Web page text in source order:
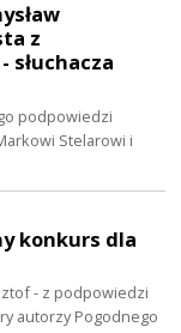
z
słuchacza
podpowiedzi
Stelarowi i
konkurs dla
- z podpowiedzi
autorzy Pogodnego